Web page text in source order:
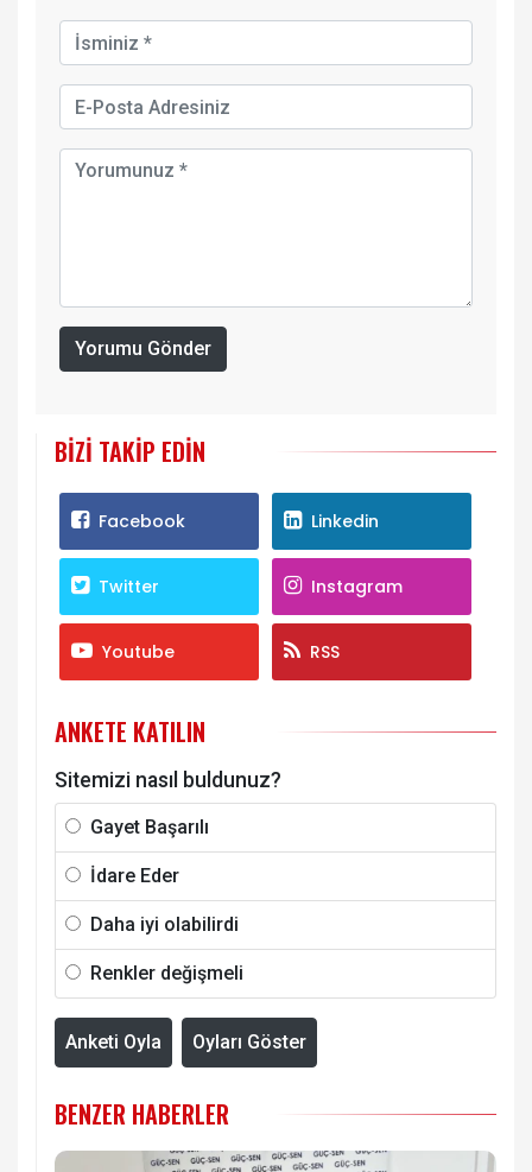
Yorumu Gönder
BIZI TAKIP EDIN
Facebook Linkedin
Twitter Instagram
Youtube RSS
ANKETE KATILIN
Sitemizi nasıl buldunuz?
Gayet Başarılı
İdare Eder
Daha iyi olabilirdi
Renkler değişmeli
Anketi Oyla Oyları Göster
BENZER HABERLER